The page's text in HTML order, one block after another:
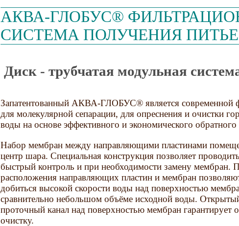
АКВА-ГЛОБУС®
СИСТЕМА ПОЛУЧЕНИЯ
Диск - трубчатая модульная
Запатентованный АКВА-ГЛОБУС® является современной
для молекулярной сепарации, для опреснения и очистки
воды на основе эффективного и экономического обратного
Набор мембран между направляющими пластинами
центр шара. Специальная конструкция позволяет проводить
быстрый контроль и при необходимости замену мембран.
расположения направляющих пластин и мембран
добиться высокой скорости воды над поверхностью
сравнительно небольшом объёме исходной воды.
проточный канал над поверхностью мембран гарантирует
очистку.